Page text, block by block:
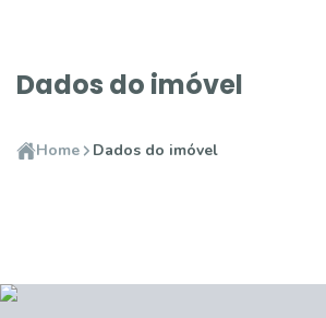
Dados do imóvel
Home Dados do imóvel